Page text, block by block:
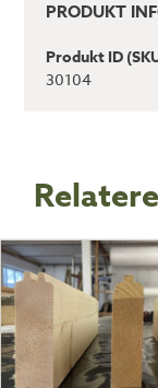
PRODUKT
Produkt ID
30104